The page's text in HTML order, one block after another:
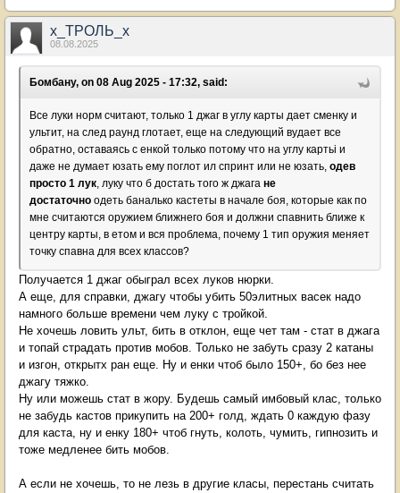
х_ТРОЛЬ_х
08.08.2025
Бомбану, on 08 Aug 2025 - 17:32, said:
Все луки норм считают, только 1 джаг в углу карты дает сменку и
ультит, на след раунд глотает, еще на следующий вудает все
обратно, оставаясь с енкой только потому что на углу картьі и
даже не думает юзать ему поглот ил спринт или не юзать, одев
просто 1 лук, луку что б достать того ж джага не
достаточно одеть баналько кастеты в начале боя, которые как по
мне считаются оружием ближнего боя и должни спавнить ближе к
центру карты, в етом и вся проблема, почему 1 тип оружия меняет
точку спавна для всех классов?
Получается 1 джаг обыграл всех луков нюрки.
А еще, для справки, джагу чтобы убить 50элитных васек надо
намного больше времени чем луку с тройкой.
Не хочешь ловить ульт, бить в отклон, еще чет там - стат в джага
и топай страдать против мобов. Только не забуть сразу 2 катаны
и изгон, открытх ран еще. Ну и енки чтоб было 150+, бо без нее
джагу тяжко.
Ну или можешь стат в жору. Будешь самый имбовый клас, только
не забудь кастов прикупить на 200+ голд, ждать 0 каждую фазу
для каста, ну и енку 180+ чтоб гнуть, колоть, чумить, гипнозить и
тоже медленее бить мобов.
А если не хочешь, то не лезь в другие класы, перестань считать